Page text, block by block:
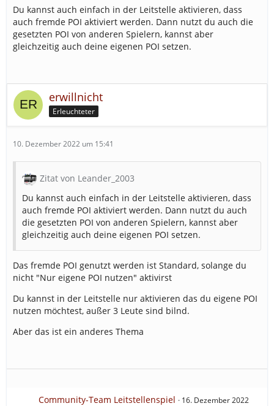
Du kannst auch einfach in der Leitstelle aktivieren, dass
auch fremde POI aktiviert werden. Dann nutzt du auch die
gesetzten POI von anderen Spielern, kannst aber
gleichzeitig auch deine eigenen POI setzen.
erwillnicht
Erleuchteter
10. Dezember 2022 um 15:41
Zitat von Leander_2003
Du kannst auch einfach in der Leitstelle aktivieren, dass
auch fremde POI aktiviert werden. Dann nutzt du auch
die gesetzten POI von anderen Spielern, kannst aber
gleichzeitig auch deine eigenen POI setzen.
Das fremde POI genutzt werden ist Standard, solange du
nicht "Nur eigene POI nutzen" aktivirst
Du kannst in der Leitstelle nur aktivieren das du eigene POI
nutzen möchtest, außer 3 Leute sind bilnd.
Aber das ist ein anderes Thema
Community-Team Leitstellenspiel
16. Dezember 2022